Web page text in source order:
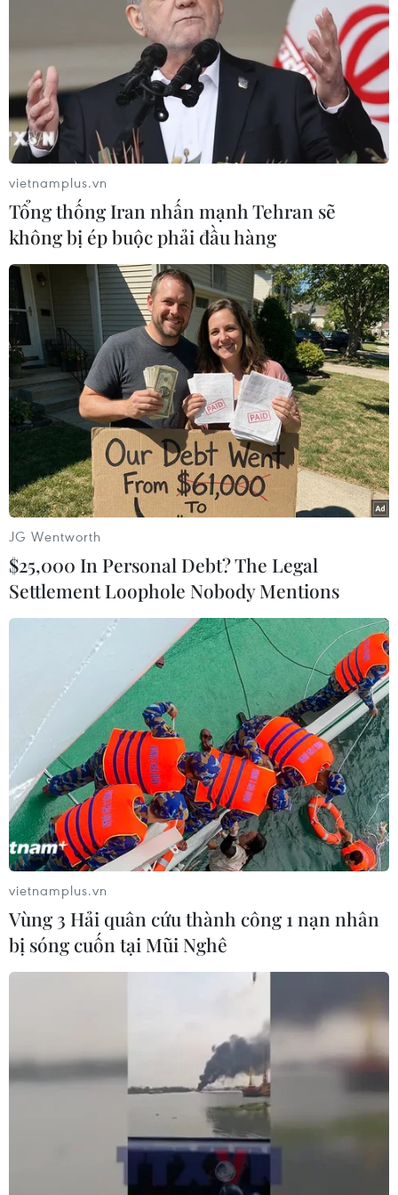
và Israel qua eo biển Hormuz
Giá dầu tăng khi nhà đầu tư thận trọng trước
tình hình Trung Đông
Giá dầu thô biến động nhẹ khi triển vọng đàm
phán Trung Đông vẫn khó đoán
Dầu thô chạm đáy ba tuần khi căng thẳng tại
eo biển Hormuz hạ nhiệt
TIN LIÊN QUAN
Mỹ nối lại hoạt động quân sự nhằm vào
Iran, giá dầu tăng hơn 3%
08/07/2026 08:23
Giá dầu thế giới tăng mạnh do hoạt động quân sự của
Mỹ chống Iran và lo ngại gián đoạn nguồn cung tại
Trung Đông, ảnh hưởng thị trường dầu mỏ.
Căng thẳng Trung Đông nóng trở lại, giá
dầu tăng vọt
vietnamplus.vn
Tổng thống Iran nhấn mạnh Tehran sẽ
không bị ép buộc phải đầu hàng
JG Wentworth
$25,000 In Personal Debt? The Legal
Settlement Loophole Nobody Mentions
vietnamplus.vn
Vùng 3 Hải quân cứu thành công 1 nạn nhân
bị sóng cuốn tại Mũi Nghê